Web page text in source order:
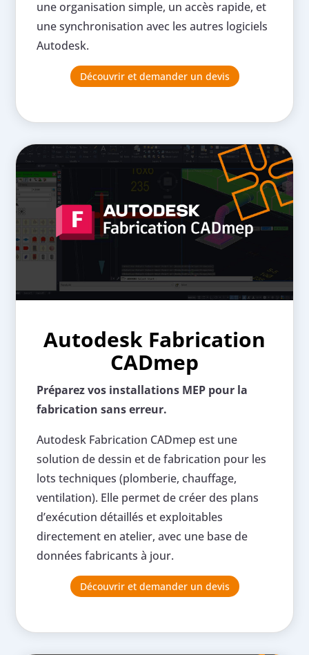
une organisation simple, un accès rapide, et
une synchronisation avec les autres logiciels
Autodesk.
Découvrir et demander un devis
Autodesk Fabrication
CADmep
Préparez vos installations MEP pour la
fabrication sans erreur.
Autodesk Fabrication CADmep est une
solution de dessin et de fabrication pour les
lots techniques (plomberie, chauffage,
ventilation). Elle permet de créer des plans
d’exécution détaillés et exploitables
directement en atelier, avec une base de
données fabricants à jour.
Découvrir et demander un devis